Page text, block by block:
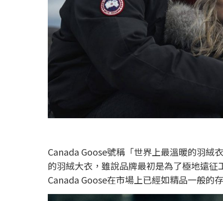
Canada Goose號稱「世界上最溫暖的羽絨
的羽絨大衣，雖說品牌最初是為了極地遠
Canada Goose在市場上已經如精品一般的